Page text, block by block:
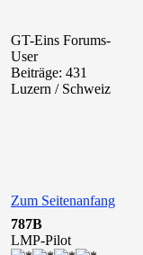
GT-Eins Forums-
User
Beiträge: 431
Luzern / Schweiz
Zum Seitenanfang
787B
LMP-Pilot